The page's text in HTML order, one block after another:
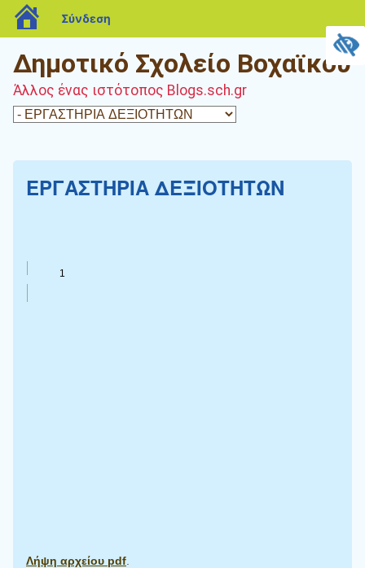
Δημοτικό Σχολείο Βοχαϊκού
Άλλος ένας ιστότοπος Blogs.sch.gr
ΕΡΓΑΣΤΗΡΙΑ ΔΕΞΙΟΤΗΤΩΝ
Λήψη αρχείου pdf
blogs.sch.gr
Σύνδεση